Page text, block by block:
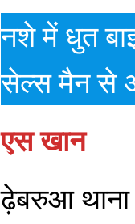
नशे में धुत
सेल्स मैन से
एस खान
ढ़ेबरुआ थाना